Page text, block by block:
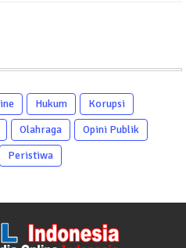
Hukum
Korupsi
Olahraga
Opini Publik
Peristiwa